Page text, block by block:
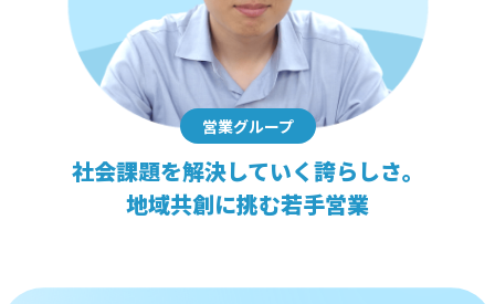
営業グループ
社会課題を解決していく誇らしさ。
地域共創に挑む若手営業